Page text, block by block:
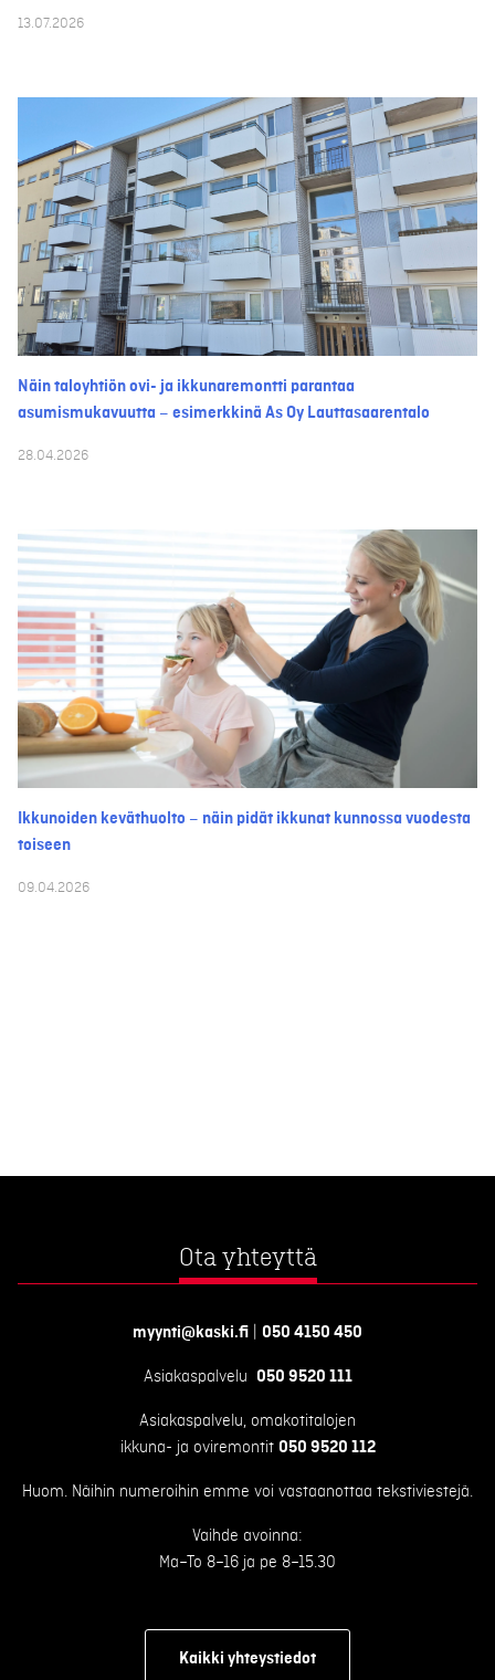
13.07.2026
Näin taloyhtiön ovi- ja ikkunaremontti parantaa
asumismukavuutta – esimerkkinä As Oy Lauttasaarentalo
28.04.2026
Ikkunoiden keväthuolto – näin pidät ikkunat kunnossa vuodesta
toiseen
09.04.2026
Ota yhteyttä
myynti@kaski.fi 050 4150 450
Asiakaspalvelu 050 9520 111
Asiakaspalvelu, omakotitalojen
ikkuna- ja oviremontit 050 9520 112
Huom. Näihin numeroihin emme voi vastaanottaa tekstiviestejä.
Vaihde avoinna:
Ma–To 8–16 ja pe 8–15.30
Kaikki yhteystiedot